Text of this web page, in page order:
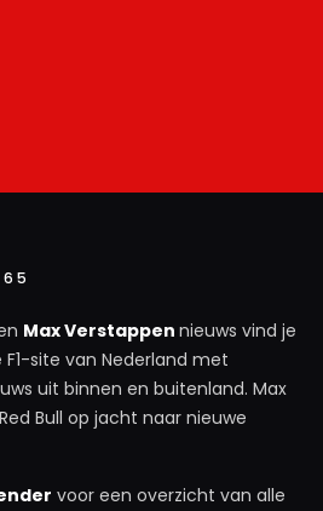
Max Verstappen nieuws vind je
F1-site van Nederland met
uit binnen en buitenland. Max
Bull op jacht naar nieuwe
voor een overzicht van alle